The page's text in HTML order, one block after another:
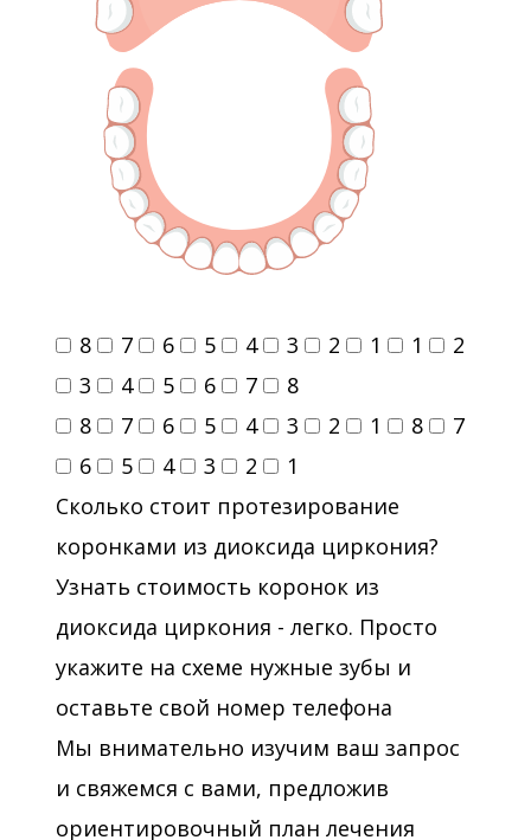
8 7 6 5 4 3 2 1 1
2
3
4 5 6 7
8
8
7 6 5 4 3 2 1 8
7
6
5 4 3 2
1
Сколько стоит протезирование
коронками из диоксида циркония?
Узнать стоимость коронок из
диоксида циркония - легко. Просто
укажите на схеме нужные зубы и
оставьте свой номер телефона
Мы внимательно изучим ваш запрос
и свяжемся с вами, предложив
ориентировочный план лечения